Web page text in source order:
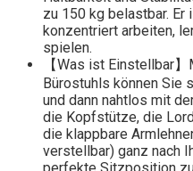
zu 150 kg belastbar. Er
konzentriert arbeiten,
spielen.
【Was ist Einstellbar
Bürostuhls können Sie
und dann nahtlos mit
die Kopfstütze, die
die klappbare
verstellbar) ganz nach